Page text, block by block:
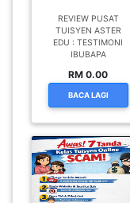
REVIEW PUSAT
TUISYEN ASTER
EDU : TESTIMONI
IBUBAPA
RM 0.00
BACA LAGI